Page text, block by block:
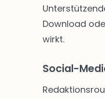
Download
wirkt.
Social-